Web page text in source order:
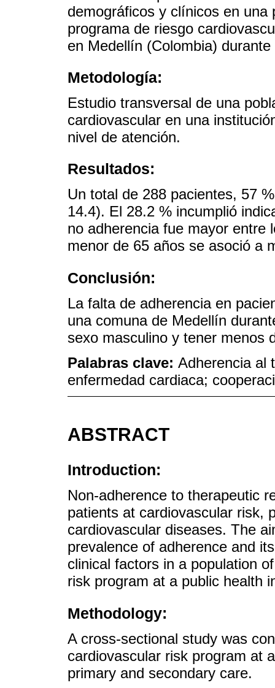
demográficos y clínicos en una
programa de riesgo
en Medellín (Colombia) durante
Metodología:
Estudio transversal de una
cardiovascular en una
nivel de atención.
Resultados:
Un total de 288 pacientes, 57
14.4). El 28.2 % incumplió
no adherencia fue mayor entre
menor de 65 años se asoció a
Conclusión:
La falta de adherencia en
una comuna de Medellín
sexo masculino y tener menos
Palabras clave: Adherencia al
enfermedad cardiaca;
ABSTRACT
Introduction:
Non-adherence to therapeutic
patients at cardiovascular risk,
cardiovascular diseases. The
prevalence of adherence and
clinical factors in a population
risk program at a public health
Methodology:
A cross-sectional study was
cardiovascular risk program at
primary and secondary care.